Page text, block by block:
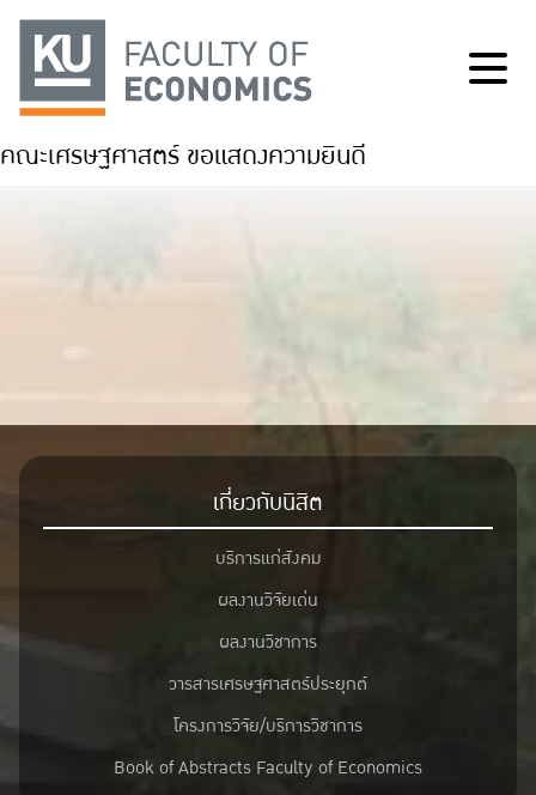
คณะเศรษฐศาสตร์ ขอแสดงความยินดี
เกี่ยวกับนิสิต
บริการแก่สังคม
ผลงานวิจัยเด่น
ผลงานวิชาการ
วารสารเศรษฐศาสตร์ประยุกต์
โครงการวิจัย/บริการวิชาการ
Book of Abstracts Faculty of Economics